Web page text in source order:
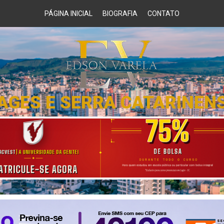
PÁGINA INICIAL BIOGRAFIA CONTATO
E SERRA